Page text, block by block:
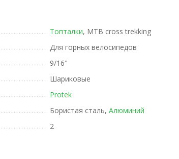
Топталки, MTB cross trekking
Для горных велосипедов
9/16"
Шариковые
Protek
Бористая сталь, Алюминий
2